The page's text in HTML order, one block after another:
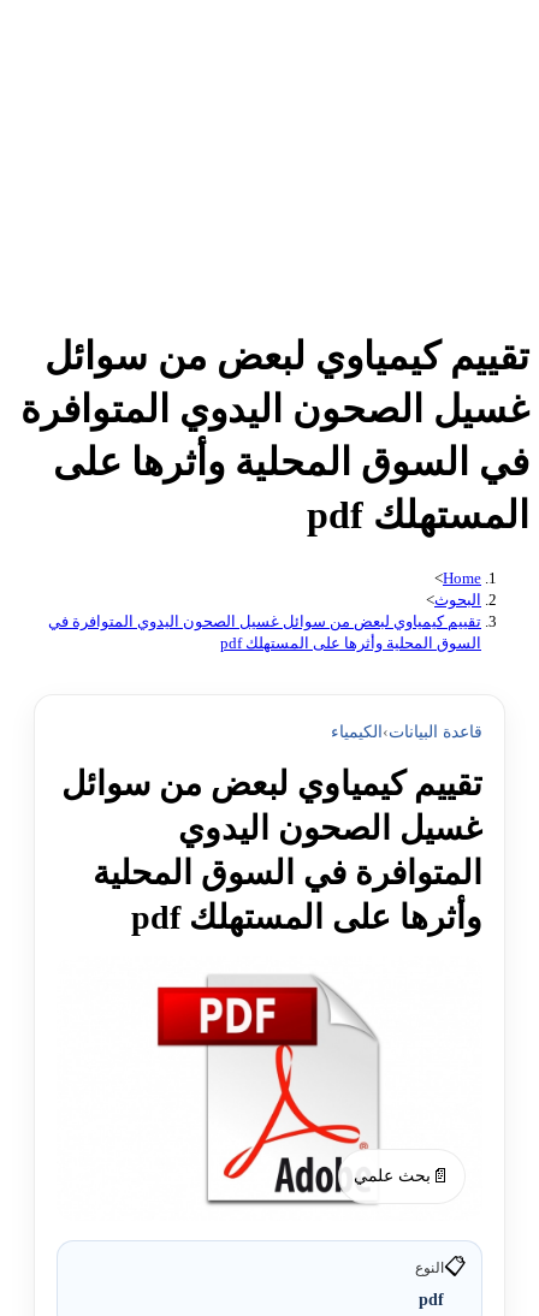
تقييم كيمياوي لبعض من سوائل
غسيل الصحون اليدوي المتوافرة
في السوق المحلية وأثرها على
المستهلك pdf
Home
>
البحوث>
تقييم كيمياوي لبعض من سوائل غسيل الصحون اليدوي المتوافرة في
السوق المحلية وأثرها على المستهلك pdf
قاعدة البيانات› الكيمياء
تقييم كيمياوي لبعض من سوائل
غسيل الصحون اليدوي
المتوافرة في السوق المحلية
وأثرها على المستهلك pdf
📄 بحث علمي
📋النوع
pdf